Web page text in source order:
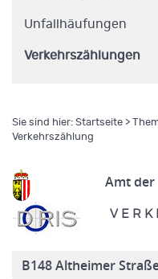
Unfallhäufungen
Verkehrszählungen
Sie sind hier: Startseite >
Verkehrszählung
Amt der
V E R K
B148 Altheimer